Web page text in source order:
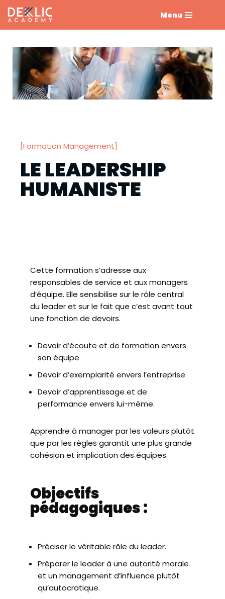
contenu
Menu
[Formation Management]
LE LEADERSHIP
HUMANISTE
Cette formation s’adresse aux
responsables de service et aux managers
d’équipe. Elle sensibilise sur le rôle central
du leader et sur le fait que c’est avant tout
une fonction de devoirs.
Devoir d’écoute et de formation envers
son équipe
Devoir d’exemplarité envers l’entreprise
Devoir d’apprentissage et de
performance envers lui-même.
Apprendre à manager par les valeurs plutôt
que par les règles garantit une plus grande
cohésion et implication des équipes.
Objectifs
pédagogiques :
Préciser le véritable rôle du leader.
Préparer le leader à une autorité morale
et un management d’influence plutôt
qu’autocratique.